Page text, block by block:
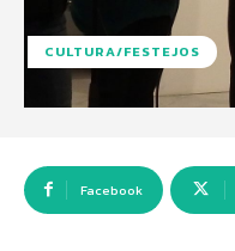
CULTURA/FESTEJOS
Facebook